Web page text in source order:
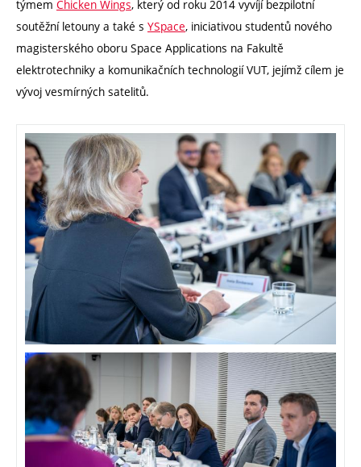
týmem Chicken Wings, který od roku 2014 vyvíjí bezpilotní
soutěžní letouny a také s YSpace, iniciativou studentů nového
magisterského oboru Space Applications na Fakultě
elektrotechniky a komunikačních technologií VUT, jejímž cílem je
vývoj vesmírných satelitů.